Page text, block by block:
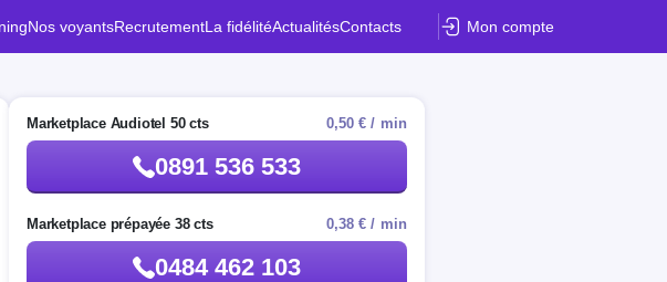
Mon compte
Nos voyantsRecrutementLa fidélitéActualitésContacts
Marketplace Audiotel 50 cts 0,50 € / min
0891 536 533
Marketplace prépayée 38 cts 0,38 € / min
0484 462 103